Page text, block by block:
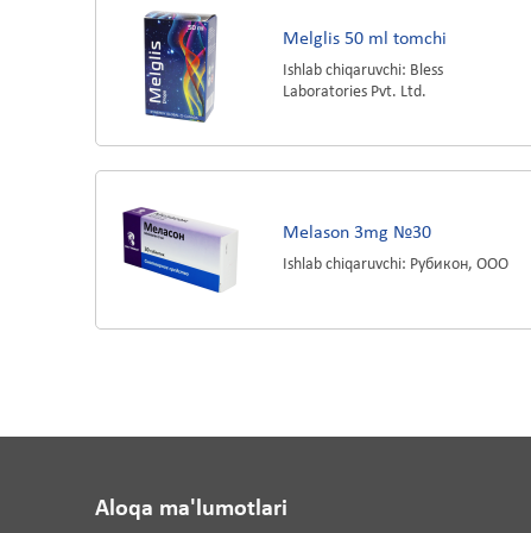
Melglis 50 ml tomchi
Ishlab chiqaruvchi: Bless
Laboratories Pvt. Ltd.
Melason 3mg №30
Ishlab chiqaruvchi: Рубикон, ООО
Aloqa ma'lumotlari